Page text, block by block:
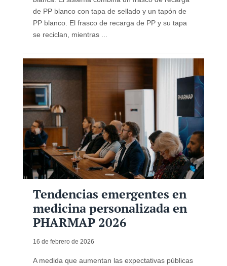
de PP blanco con tapa de sellado y un tapón de
PP blanco. El frasco de recarga de PP y su tapa
se reciclan, mientras ...
Tendencias emergentes en
medicina personalizada en
PHARMAP 2026
16 de febrero de 2026
A medida que aumentan las expectativas públicas